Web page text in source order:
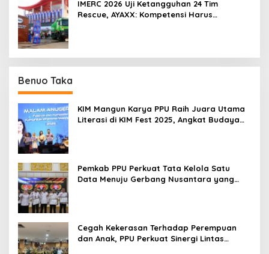
IMERC 2026 Uji Ketangguhan 24 Tim
Rescue, AYAXX: Kompetensi Harus
Benuo Taka
KIM Mangun Karya PPU Raih Juara Utama
Literasi di KIM Fest 2025, Angkat Budaya
Pemkab PPU Perkuat Tata Kelola Satu
Data Menuju Gerbang Nusantara yang
Cegah Kekerasan Terhadap Perempuan
dan Anak, PPU Perkuat Sinergi Lintas